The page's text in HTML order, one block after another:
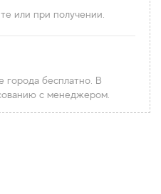
или при получении.
города бесплатно. В
с менеджером.